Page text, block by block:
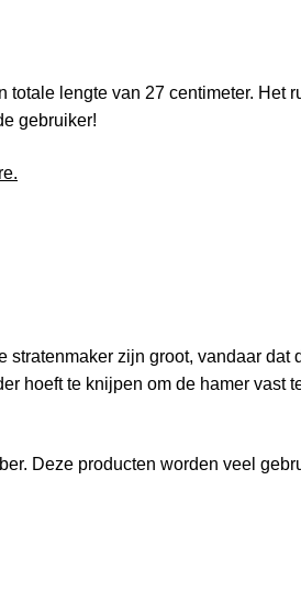
lengte van 27 centimeter. Het
gebruiker!
zijn groot, vandaar dat
hoeft te knijpen om de hamer vast
Deze producten worden veel